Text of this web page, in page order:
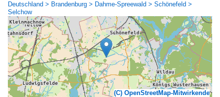
Deutschland > Brandenburg > Dahme-Spreewald > Schönefeld >
Selchow
(C) OpenStreetMap-Mitwirkende